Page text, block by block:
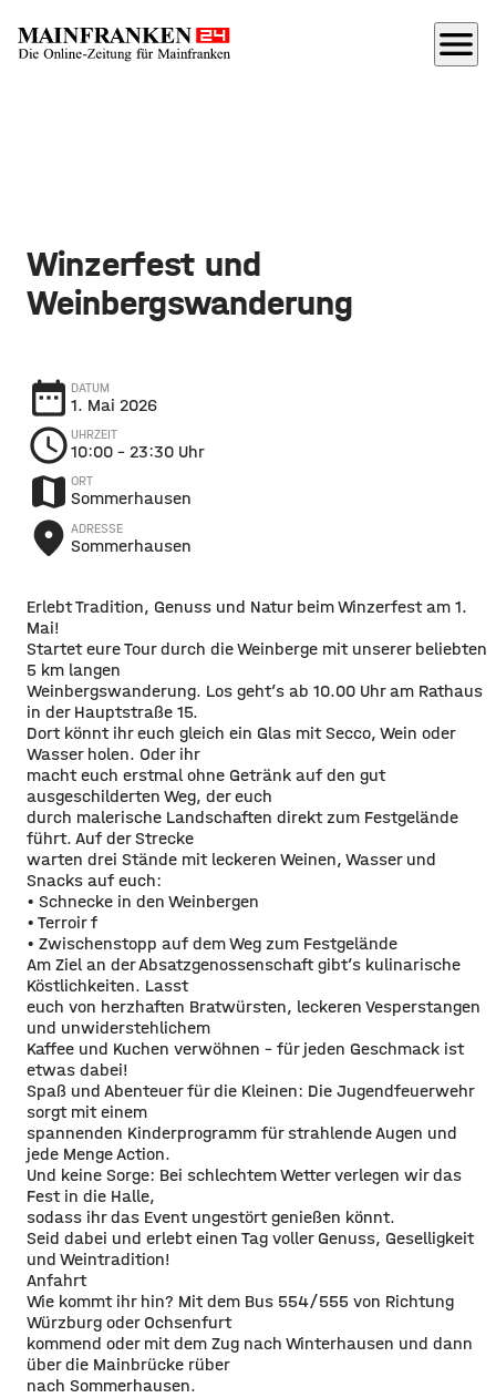
menu
Winzerfest und
Weinbergswanderung
date_range DATUM
1. Mai 2026
schedule UHRZEIT
10:00 – 23:30 Uhr
map ORT
Sommerhausen
place ADRESSE
Sommerhausen
Erlebt Tradition, Genuss und Natur beim Winzerfest am 1.
Mai!
Startet eure Tour durch die Weinberge mit unserer beliebten
5 km langen
Weinbergswanderung. Los geht’s ab 10.00 Uhr am Rathaus
in der Hauptstraße 15.
Dort könnt ihr euch gleich ein Glas mit Secco, Wein oder
Wasser holen. Oder ihr
macht euch erstmal ohne Getränk auf den gut
ausgeschilderten Weg, der euch
durch malerische Landschaften direkt zum Festgelände
führt. Auf der Strecke
warten drei Stände mit leckeren Weinen, Wasser und
Snacks auf euch:
• Schnecke in den Weinbergen
• Terroir f
• Zwischenstopp auf dem Weg zum Festgelände
Am Ziel an der Absatzgenossenschaft gibt’s kulinarische
Köstlichkeiten. Lasst
euch von herzhaften Bratwürsten, leckeren Vesperstangen
und unwiderstehlichem
Kaffee und Kuchen verwöhnen – für jeden Geschmack ist
etwas dabei!
Spaß und Abenteuer für die Kleinen: Die Jugendfeuerwehr
sorgt mit einem
spannenden Kinderprogramm für strahlende Augen und
jede Menge Action.
Und keine Sorge: Bei schlechtem Wetter verlegen wir das
Fest in die Halle,
sodass ihr das Event ungestört genießen könnt.
Seid dabei und erlebt einen Tag voller Genuss, Geselligkeit
und Weintradition!
Anfahrt
Wie kommt ihr hin? Mit dem Bus 554/555 von Richtung
Würzburg oder Ochsenfurt
kommend oder mit dem Zug nach Winterhausen und dann
über die Mainbrücke rüber
nach Sommerhausen.